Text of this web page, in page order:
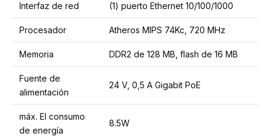
Interfaz de red (1) puerto Ethernet 10/100/1000
Procesador Atheros MIPS 74Kc, 720 MHz
Memoria DDR2 de 128 MB, flash de 16 MB
Fuente de
alimentación
24 V, 0,5 A Gigabit PoE
máx. El consumo
de energía
8.5W